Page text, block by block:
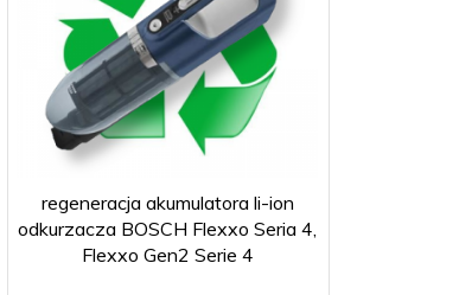
regeneracja akumulatora li-ion
odkurzacza BOSCH Flexxo Seria 4,
Flexxo Gen2 Serie 4